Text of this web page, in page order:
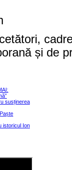
și de
susținerea
istoricul Ion